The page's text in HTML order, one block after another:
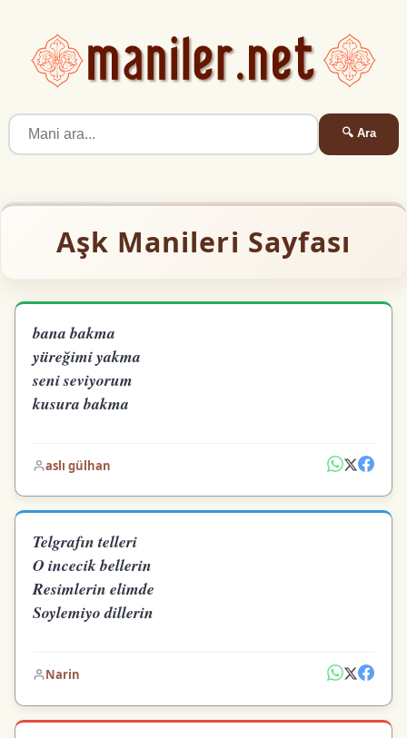
🔍 Ara
Aşk Manileri Sayfası
bana bakma
yüreğimi yakma
seni seviyorum
kusura bakma
aslı gülhan
Telgrafın telleri
O incecik bellerin
Resimlerin elimde
Soylemiyo dillerin
Narin